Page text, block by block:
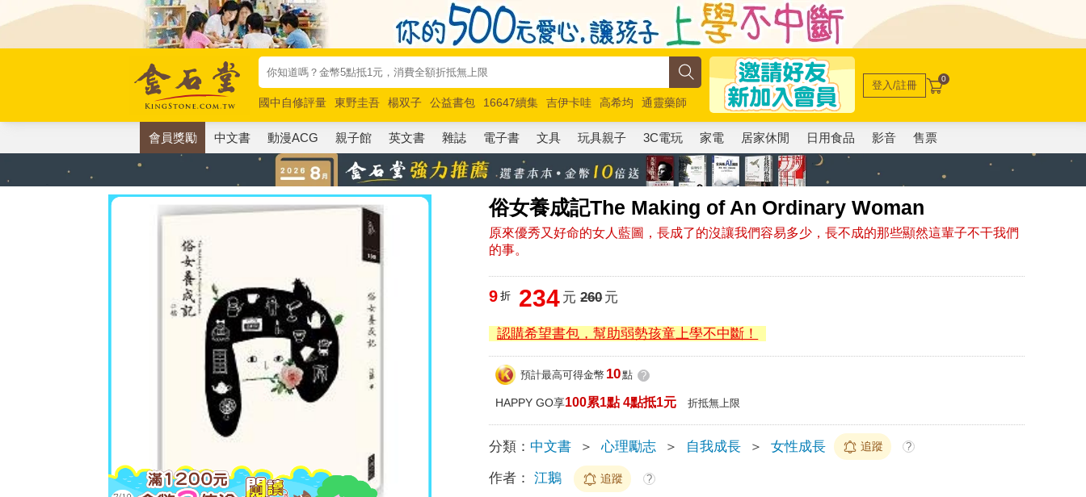
國中自修評量 東野圭吾 楊双子 公益書包 16647續集 吉伊卡哇 高希均
通靈藥師
唯紅花綻放
奧德賽 路邊攤新作 馬斯克 玩具總動員5 超慢跑
登入/註冊 0
會員獎勵 中文書 動漫ACG 親子館 英文書 雜誌 電子書 文具 玩具親子 3C電玩 家電 居家休閒 日用食品 影音 售票
俗女養成記The Making of An Ordinary Woman
原來優秀又好命的女人藍圖，長成了的沒讓我們容易多少，長不成的那些顯然這輩子不干我們
的事。
9 折 234 元 260元
認購希望書包，幫助弱勢孩童上學不中斷！
預計最高可得金幣 10點 ?
HAPPY GO享100累1點 4點抵1元 折抵無上限
分類： 中文書 ＞ 心理勵志 ＞ 自我成長 ＞ 女性成長 追蹤 ?
作者： 江鵝 追蹤 ?